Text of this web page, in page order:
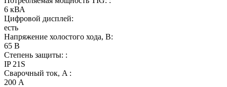
6 кВА
Цифровой дисплей:
есть
Напряжение холостого хода, В:
65 В
Степень защиты: :
IP 21S
Сварочный ток, A :
200 А